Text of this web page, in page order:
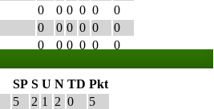
0 0 0 0 0
0
0 0 0 0 0
0
0 0 0 0 0 0
SP S U N TD Pkt
5 2 1 2 0
5